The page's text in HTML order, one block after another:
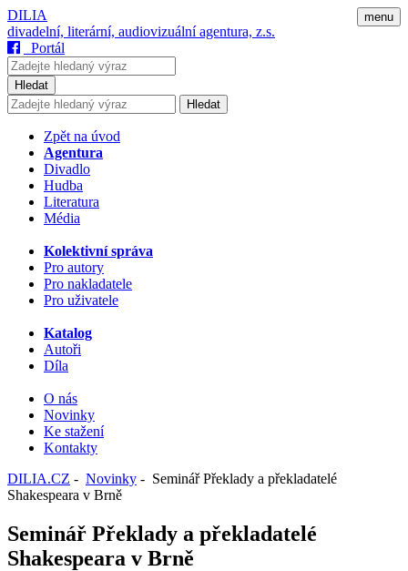
menu
DILIA
divadelní, literární, audiovizuální agentura, z.s.
Portál
Hledat
Hledat
Zpět na úvod
Agentura
Divadlo
Hudba
Literatura
Média
Kolektivní správa
Pro autory
Pro nakladatele
Pro uživatele
Katalog
Autoři
Díla
O nás
Novinky
Ke stažení
Kontakty
DILIA.CZ - Novinky - Seminář Překlady a překladatelé
Shakespeara v Brně
Seminář Překlady a překladatelé
Shakespeara v Brně